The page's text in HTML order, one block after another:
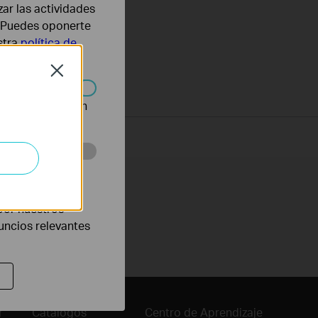
Catálogos Centro de Aprendizaje
Close
las actividades
oponerte
política de
en
con el fin de
nuestros
relevantes